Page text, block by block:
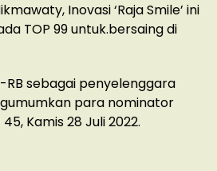
Inovasi ‘Raja Smile’ ini
TOP 99 untuk.bersaing di
RB sebagai penyelenggara
para nominator
Kamis 28 Juli 2022.